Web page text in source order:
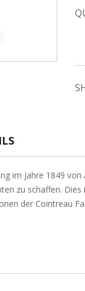
im Jahre 1849
zu schaffen.
der Cointreau